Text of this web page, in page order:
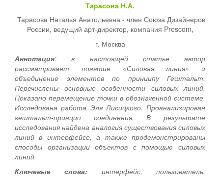
Тарасова Н.А.
Тарасова Наталья Анатольевна - член Союза Дизайнеров
России, ведущий арт-директор, компания Proscom,
г. Москва
Аннотация: в настоящей статье автор
рассматривает понятие «Силовая линия» и
объединение элементов по принципу Гештальт.
Перечислены основные особенности силовых линий.
Показано перемещение точки в обозначенной системе.
Исследована работа Эля Лисицкого. Проанализирован
гештальт-принцип соединения. В результате
исследования найдена аналогия существования силовых
линий в интерфейсе, а также продемонстрированы
способы организации объектов с помощью силовых
линий.
Ключевые слова:
интерфейс, пользователь,